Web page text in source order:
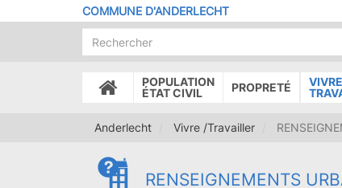
au
COMMUNE D'ANDERLECHT
ACCUEIL
POPULATION
ÉTAT CIVIL
PROPRETÉ
Anderlecht Vivre /Travailler
RENSEIGNEMENTS